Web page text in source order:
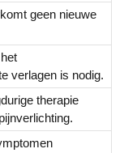
geen nieuwe
verlagen is nodig.
therapie